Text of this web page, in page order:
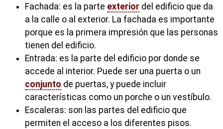
Fachada: es la parte exterior del edificio que da
a la calle o al exterior. La fachada es importante
porque es la primera impresión que las personas
tienen del edificio.
Entrada: es la parte del edificio por donde se
accede al interior. Puede ser una puerta o un
conjunto de puertas, y puede incluir
características como un porche o un vestíbulo.
Escaleras: son las partes del edificio que
permiten el acceso a los diferentes pisos.